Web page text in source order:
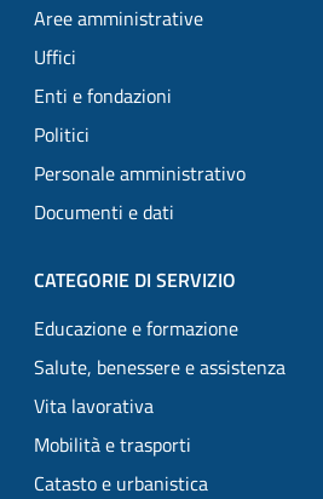
Aree amministrative
Uffici
Enti e fondazioni
Politici
Personale amministrativo
Documenti e dati
CATEGORIE DI SERVIZIO
Educazione e formazione
Salute, benessere e assistenza
Vita lavorativa
Mobilità e trasporti
Catasto e urbanistica